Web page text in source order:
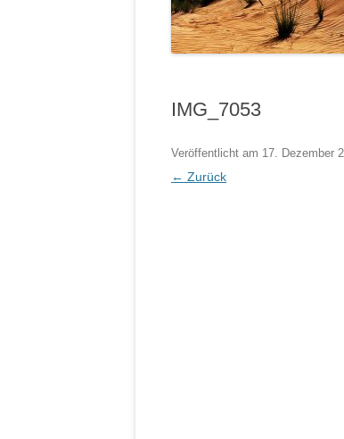
IMG_7053
Veröffentlicht am 17. Dezember
← Zurück